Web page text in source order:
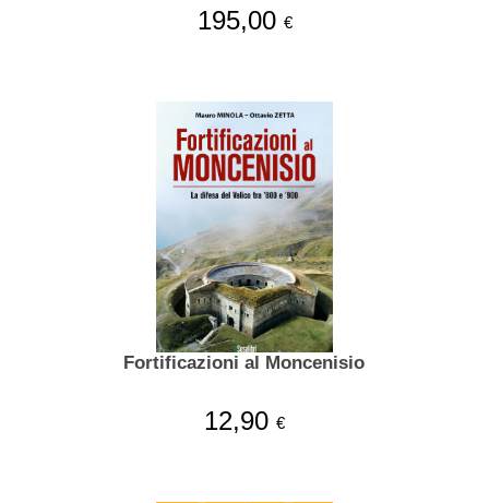
195,00 €
Fortificazioni al Moncenisio
12,90 €